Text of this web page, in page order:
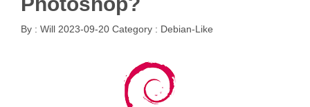
By : Will 2023-09-20 Category : Debian-Like